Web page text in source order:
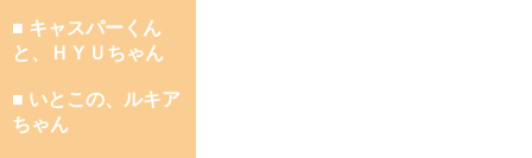
■ キャスパーくん
と、ＨＹＵちゃん
■ いとこの、ルキア
ちゃん